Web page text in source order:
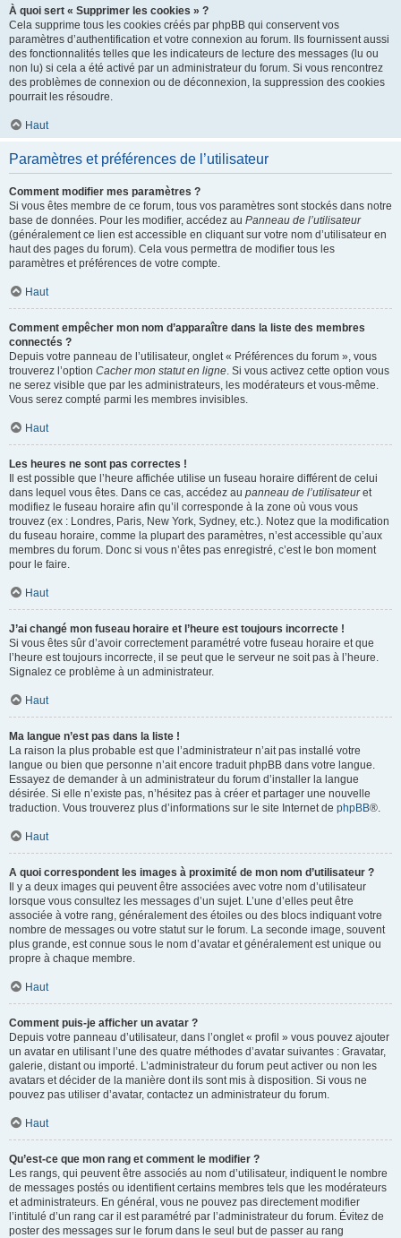
À quoi sert « Supprimer les cookies » ?
Cela supprime tous les cookies créés par phpBB qui conservent vos
paramètres d’authentification et votre connexion au forum. Ils fournissent aussi
des fonctionnalités telles que les indicateurs de lecture des messages (lu ou
non lu) si cela a été activé par un administrateur du forum. Si vous rencontrez
des problèmes de connexion ou de déconnexion, la suppression des cookies
pourrait les résoudre.
Haut
Paramètres et préférences de l’utilisateur
Comment modifier mes paramètres ?
Si vous êtes membre de ce forum, tous vos paramètres sont stockés dans notre
base de données. Pour les modifier, accédez au Panneau de l’utilisateur
(généralement ce lien est accessible en cliquant sur votre nom d’utilisateur en
haut des pages du forum). Cela vous permettra de modifier tous les
paramètres et préférences de votre compte.
Haut
Comment empêcher mon nom d’apparaître dans la liste des membres
connectés ?
Depuis votre panneau de l’utilisateur, onglet « Préférences du forum », vous
trouverez l’option Cacher mon statut en ligne. Si vous activez cette option vous
ne serez visible que par les administrateurs, les modérateurs et vous-même.
Vous serez compté parmi les membres invisibles.
Haut
Les heures ne sont pas correctes !
Il est possible que l’heure affichée utilise un fuseau horaire différent de celui
dans lequel vous êtes. Dans ce cas, accédez au panneau de l’utilisateuret
modifiez le fuseau horaire afin qu’il corresponde à la zone où vous vous
trouvez (ex : Londres, Paris, New York, Sydney, etc.). Notez que la modification
du fuseau horaire, comme la plupart des paramètres, n’est accessible qu’aux
membres du forum. Donc si vous n’êtes pas enregistré, c’est le bon moment
pour le faire.
Haut
J’ai changé mon fuseau horaire et l’heure est toujours incorrecte !
Si vous êtes sûr d’avoir correctement paramétré votre fuseau horaire et que
l’heure est toujours incorrecte, il se peut que le serveur ne soit pas à l’heure.
Signalez ce problème à un administrateur.
Haut
Ma langue n’est pas dans la liste !
La raison la plus probable est que l’administrateur n’ait pas installé votre
langue ou bien que personne n’ait encore traduit phpBB dans votre langue.
Essayez de demander à un administrateur du forum d’installer la langue
désirée. Si elle n’existe pas, n’hésitez pas à créer et partager une nouvelle
traduction. Vous trouverez plus d’informations sur le site Internet de phpBB®.
Haut
A quoi correspondent les images à proximité de mon nom d’utilisateur ?
Il y a deux images qui peuvent être associées avec votre nom d’utilisateur
lorsque vous consultez les messages d’un sujet. L’une d’elles peut être
associée à votre rang, généralement des étoiles ou des blocs indiquant votre
nombre de messages ou votre statut sur le forum. La seconde image, souvent
plus grande, est connue sous le nom d’avatar et généralement est unique ou
propre à chaque membre.
Haut
Comment puis-je afficher un avatar ?
Depuis votre panneau d’utilisateur, dans l’onglet « profil » vous pouvez ajouter
un avatar en utilisant l’une des quatre méthodes d’avatar suivantes : Gravatar,
galerie, distant ou importé. L’administrateur du forum peut activer ou non les
avatars et décider de la manière dont ils sont mis à disposition. Si vous ne
pouvez pas utiliser d’avatar, contactez un administrateur du forum.
Haut
Qu’est-ce que mon rang et comment le modifier ?
Les rangs, qui peuvent être associés au nom d’utilisateur, indiquent le nombre
de messages postés ou identifient certains membres tels que les modérateurs
et administrateurs. En général, vous ne pouvez pas directement modifier
l’intitulé d’un rang car il est paramétré par l’administrateur du forum. Évitez de
poster des messages sur le forum dans le seul but de passer au rang